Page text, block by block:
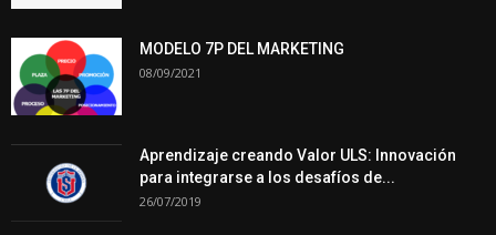
MODELO 7P DEL MARKETING
08/09/2021
Aprendizaje creando Valor ULS: Innovación
para integrarse a los desafíos de...
26/07/2019